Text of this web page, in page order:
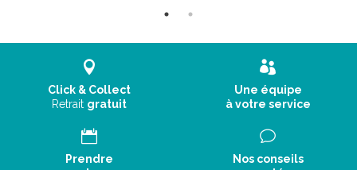
Click & Collect
Retrait gratuit
Une équipe
à votre service
Prendre
Nos conseils